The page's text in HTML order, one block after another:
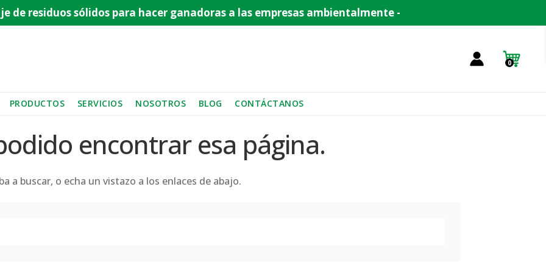
de residuos sólidos para hacer ganadoras a las empresas ambientalmente -
0
PRODUCTOS SERVICIOS NOSOTROS BLOG CONTÁCTANOS
encontrar esa página.
a buscar, o echa un vistazo a los enlaces de abajo.